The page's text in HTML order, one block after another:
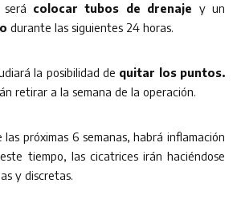
colocar tubos de drenaje y un
durante las siguientes 24 horas.
la posibilidad de quitar los puntos.
retirar a la semana de la operación.
próximas 6 semanas, habrá inflamación
tiempo, las cicatrices irán haciéndose
y discretas.